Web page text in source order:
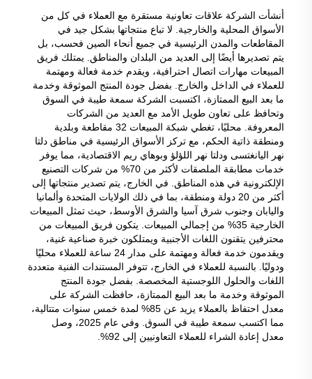
أنشأت الشركة علاقات تعاونية مستقرة مع العملاء في كل من
الأسواق المحلية والخارجية. لا تباع منتجاتها بشكل جيد في
المقاطعات والمدن الرئيسية في جميع أنحاء الصين فحسب، بل
يتم تصديرها أيضًا إلى العديد من البلدان والمناطق. يمتلك فريق
المبيعات مهارات اتصال احترافية، ويقدم خدمة فعالة ومهتمة
للعملاء في الداخل والخارج. بفضل جودة المنتج الموثوقة وخدمة
ما بعد البيع الممتازة، اكتسبت الشركة سمعة طيبة في السوق
وتحافظ على تعاون طويل الأمد مع العديد من الشركات
المعروفة. محليًا، تغطي شبكة المبيعات 32 مقاطعة وبلدية
ومنطقة ذاتية الحكم، مع تركز الأسواق الرئيسية في مناطق دلتا
نهر اليانغتسى ودلتا نهر اللؤلؤ وبوهاي ريم الاقتصادية، مما يوفر
خدمات مطابقة الملصقات لأكثر من 70% من شركات التصنيع
الإلكترونية في هذه المناطق. في الخارج، يتم تصدير منتجاتها إلى
أكثر من 20 دولة ومنطقة، بما في ذلك الولايات المتحدة وألمانيا
واليابان وجنوب شرق آسيا والشرق الأوسط، حيث تمثل المبيعات
الخارجية 35% من إجمالي المبيعات. يتكون فريق المبيعات من
محترفين يتقنون اللغات الأجنبية ويمتلكون خبرة صناعية غنية،
ويقدمون خدمة فعالة ومهتمة على مدار 24 ساعة للعملاء محليًا
ودوليًا. بالنسبة للعملاء في الخارج، تتوفر المستندات الفنية متعددة
اللغات والحلول اللوجستية المخصصة. بفضل جودة المنتج
الموثوقة وخدمة ما بعد البيع الممتازة، حافظت الشركة على
معدل احتفاظ بالعملاء يزيد عن 85% لمدة خمس سنوات متتالية،
مما اكتسب سمعة طيبة في السوق. وفي عام 2025، وصل
معدل إعادة الشراء للعملاء التعاونيين إلى 92%.